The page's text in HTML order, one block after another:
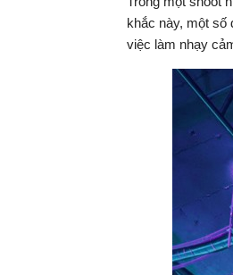
khắc này, một số
việc làm nhạy